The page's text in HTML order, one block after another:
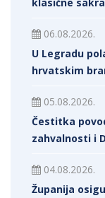
06.08.2026.
U Legradu
hrvatskim
05.08.2026.
Čestitka
zahvalnosti i
04.08.2026.
Županija